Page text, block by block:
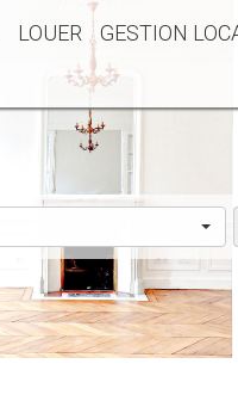
LOUER GESTION